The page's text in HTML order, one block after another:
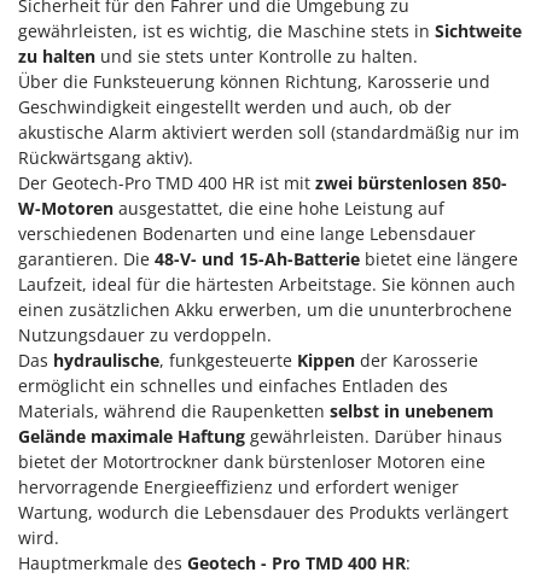
Luftkühler
M
Mähroboter
Maisentkörnungsmaschinen
Manuelle Heckenscheren
Mehrzweck-Sauggeräte
Minibacköfen
Motorhacken - Gartenfräsen
Motorspritzen
Mulcher für Traktor
N
Notstromaggregat
Nudelmaschinen
O
Obstpressen
F
FAC
Fama Industrie
Famag
Famur
FARMER
FBC
Ferrari Group
Ferroni
Ferrua
FIAC
FIEM
Fimar
FINI
Fiorentini
Sicherheit für den Fahrer und die Umgebung zu
gewährleisten, ist es wichtig, die Maschine stets in Sichtweite
zu halten und sie stets unter Kontrolle zu halten.
Über die Funksteuerung können Richtung, Karosserie und
Geschwindigkeit eingestellt werden und auch, ob der
akustische Alarm aktiviert werden soll (standardmäßig nur im
Rückwärtsgang aktiv).
Der Geotech-Pro TMD 400 HR ist mit zwei bürstenlosen 850-
W-Motoren ausgestattet, die eine hohe Leistung auf
verschiedenen Bodenarten und eine lange Lebensdauer
garantieren. Die 48-V- und 15-Ah-Batterie bietet eine längere
Laufzeit, ideal für die härtesten Arbeitstage. Sie können auch
einen zusätzlichen Akku erwerben, um die ununterbrochene
Nutzungsdauer zu verdoppeln.
Das hydraulische, funkgesteuerte Kippen der Karosserie
ermöglicht ein schnelles und einfaches Entladen des
Materials, während die Raupenketten selbst in unebenem
Gelände maximale Haftung gewährleisten. Darüber hinaus
bietet der Motortrockner dank bürstenloser Motoren eine
hervorragende Energieeffizienz und erfordert weniger
Wartung, wodurch die Lebensdauer des Produkts verlängert
wird.
Hauptmerkmale des Geotech - Pro TMD 400 HR: